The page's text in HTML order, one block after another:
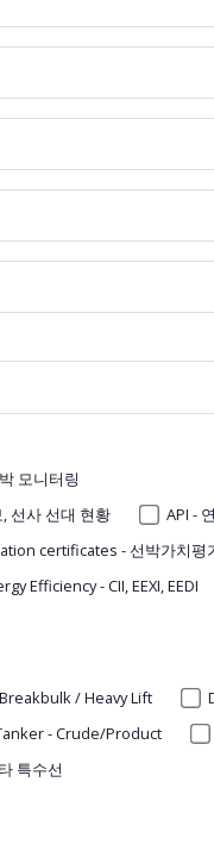
모니터링
선사 선대 현황
API -
certificates - 선박가치평
Efficiency - CII, EEXI, EEDI
/ Heavy Lift
- Crude/Product
특수선